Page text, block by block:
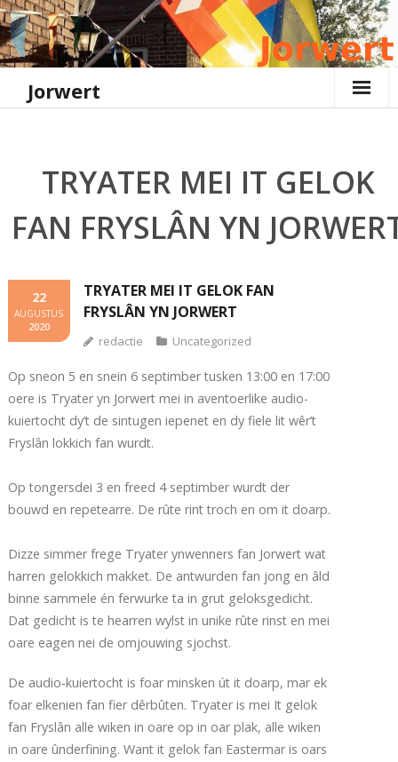
Ga
naar
de
Jorwert
TRYATER MEI IT GELOK
FAN FRYSLÂN YN
TRYATER MEI IT GELOK FAN
FRYSLÂN YN JORWERT
22
AUGUSTUS
2020
redactie Uncategorized
Op sneon 5 en snein 6 septimber tusken 13:00 en 17:00
oere is Tryater yn Jorwert mei in aventoerlike audio-
kuiertocht dy’t de sintugen iepenet en dy fiele lit wêr’t
Fryslân lokkich fan wurdt.
Op tongersdei 3 en freed 4 septimber wurdt der
bouwd en repetearre. De rûte rint troch en om it doarp.
Dizze simmer frege Tryater ynwenners fan Jorwert wat
harren gelokkich makket. De antwurden fan jong en âld
binne sammele én ferwurke ta in grut geloksgedicht.
Dat gedicht is te hearren wylst in unike rûte rinst en mei
oare eagen nei de omjouwing sjochst.
De audio-kuiertocht is foar minsken út it doarp, mar ek
foar elkenien fan fier dêrbûten. Tryater is mei It gelok
fan Fryslân alle wiken in oare op in oar plak, alle wiken
in oare ûnderfining. Want it gelok fan Eastermar is oars